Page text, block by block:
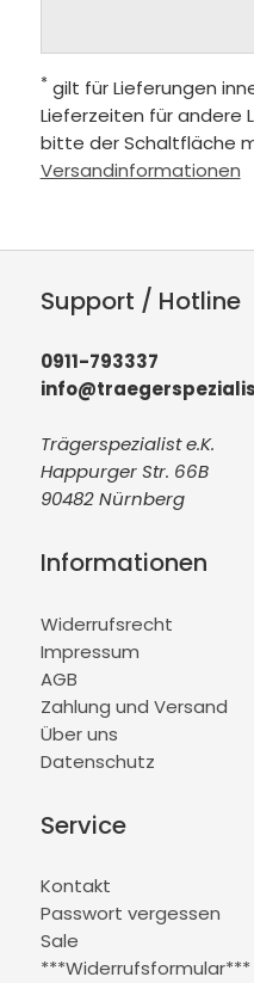
* gilt für Lieferungen
Lieferzeiten für andere
bitte der Schaltfläche
Versandinformationen
Support / Hotline
0911-793337
Trägerspezialist e.K.
Happurger Str. 66B
90482 Nürnberg
Informationen
Widerrufsrecht
Impressum
AGB
Zahlung und Versand
Über uns
Datenschutz
Service
Kontakt
Passwort vergessen
Sale
***Widerrufsformular***